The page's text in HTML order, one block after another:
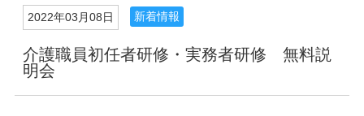
2022年03月08日 新着情報
介護職員初任者研修・実務者研修 無料説
明会